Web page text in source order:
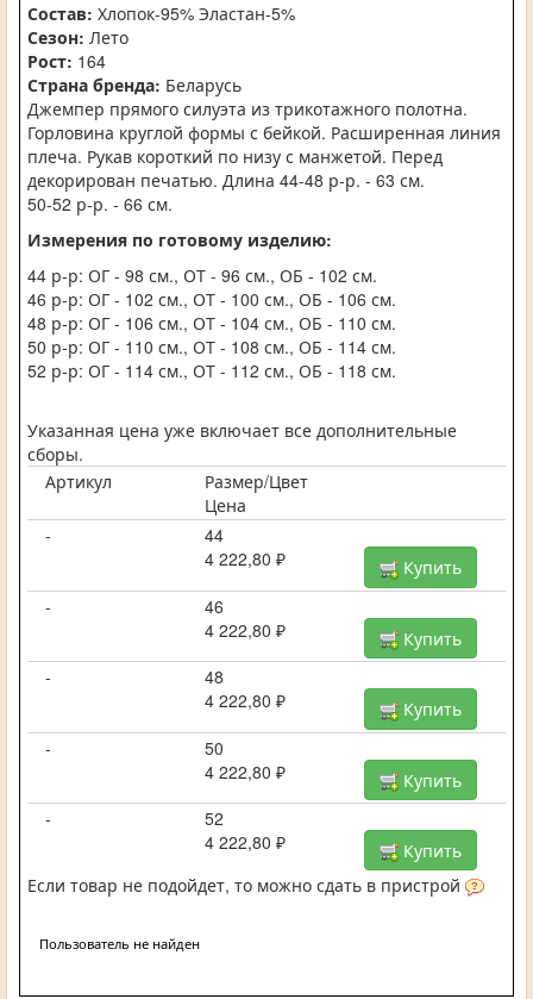
Состав: Хлопок-95% Эластан-5%
Сезон: Лето
Рост: 164
Страна бренда: Беларусь
Джемпер прямого силуэта из трикотажного полотна.
Горловина круглой формы с бейкой. Расширенная линия
плеча. Рукав короткий по низу с манжетой. Перед
декорирован печатью. Длина 44-48 р-р. - 63 см.
50-52 р-р. - 66 см.
Измерения по готовому изделию:
44 р-р: ОГ - 98 см., ОТ - 96 см., ОБ - 102 см.
46 р-р: ОГ - 102 см., ОТ - 100 см., ОБ - 106 см.
48 р-р: ОГ - 106 см., ОТ - 104 см., ОБ - 110 см.
50 р-р: ОГ - 110 см., ОТ - 108 см., ОБ - 114 см.
52 р-р: ОГ - 114 см., ОТ - 112 см., ОБ - 118 см.
Указанная цена уже включает все дополнительные
сборы.
Артикул
Размер/Цвет
Цена
-
44
4 222,80 ₽
Купить
-
46
4 222,80 ₽
Купить
-
48
4 222,80 ₽
Купить
-
50
4 222,80 ₽
Купить
-
52
4 222,80 ₽
Купить
Если товар не подойдет, то можно сдать в пристрой
Пользователь не найден